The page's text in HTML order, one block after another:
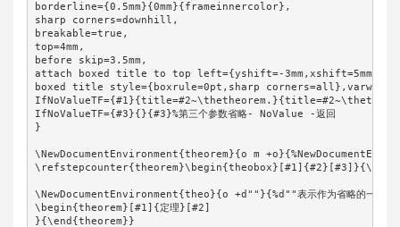
borderline={0.5mm}{0mm}{frameinnercolor},
sharp corners=downhill,
breakable=true,
top=4mm,
before skip=3.5mm,
attach boxed title to top left={yshift=-3mm,xshift=5mm},
boxed title style={boxrule=0pt,sharp
IfNoValueTF={#3}{}{#3}%第三个参数省略- NoValue -返回
}
\NewDocumentEnvironment{theorem}{o m
\NewDocumentEnvironment{theo}{o +d""}{%d""表示作为省略的一部分
\begin{theorem}[#1]{定理}[#2]
}{\end{theorem}}